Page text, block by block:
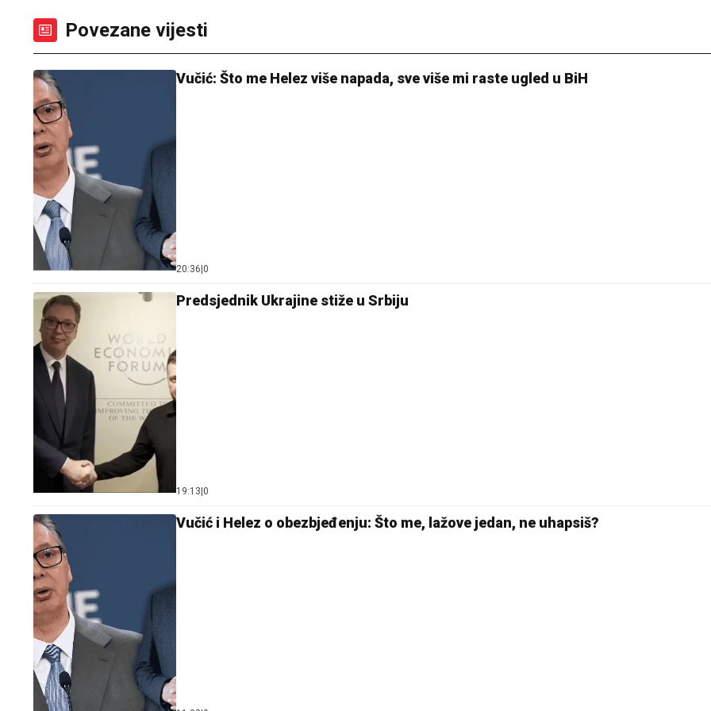
Povezane vijesti
Vučić: Što me Helez više napada, sve više mi raste ugled u BiH
20:36 0
Predsjednik Ukrajine stiže u Srbiju
19:13 0
Vučić i Helez o obezbjeđenju: Što me, lažove jedan, ne uhapsiš?